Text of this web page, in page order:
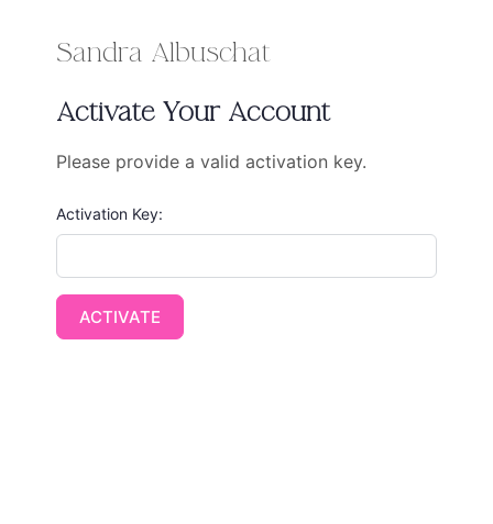
Sandra Albuschat
Activate Your Account
Please provide a valid activation key.
Activation Key: